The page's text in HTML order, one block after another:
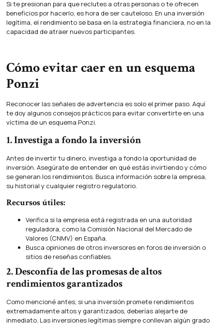
Si te presionan para que reclutes a otras personas o te ofrecen
beneficios por hacerlo, es hora de ser cauteloso. En una inversión
legítima, el rendimiento se basa en la estrategia financiera, no en la
capacidad de atraer nuevos participantes.
Cómo evitar caer en un esquema
Ponzi
Reconocer las señales de advertencia es solo el primer paso. Aquí
te doy algunos consejos prácticos para evitar convertirte en una
víctima de un esquema Ponzi.
1. Investiga a fondo la inversión
Antes de invertir tu dinero, investiga a fondo la oportunidad de
inversión. Asegúrate de entender en qué estás invirtiendo y cómo
se generan los rendimientos. Busca información sobre la empresa,
su historial y cualquier registro regulatorio.
Recursos útiles:
Verifica si la empresa está registrada en una autoridad
reguladora, como la Comisión Nacional del Mercado de
Valores (CNMV) en España.
Busca opiniones de otros inversores en foros de inversión o
sitios de reseñas confiables.
2. Desconfía de las promesas de altos
rendimientos garantizados
Como mencioné antes, si una inversión promete rendimientos
extremadamente altos y garantizados, deberías alejarte de
inmediato. Las inversiones legítimas siempre conllevan algún grado